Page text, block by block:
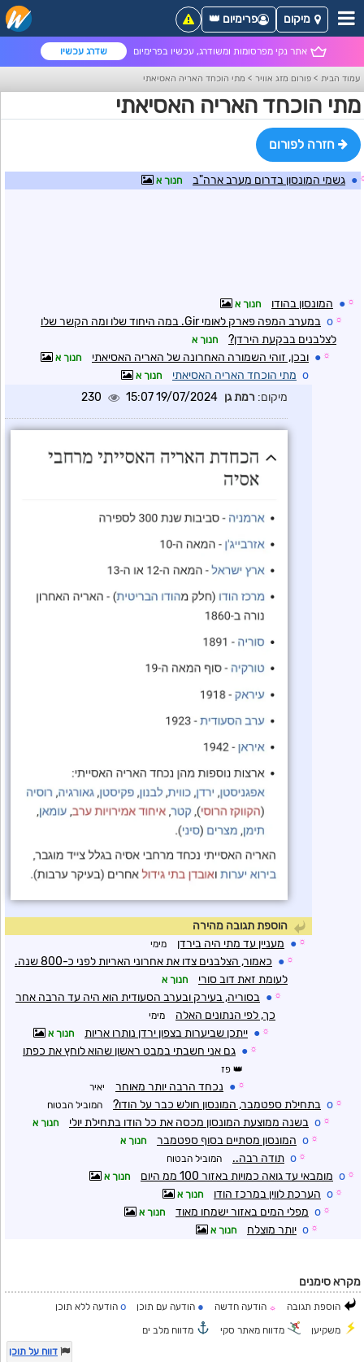
אתר נקי מפרסומות ומשודרג, עכשיו בפרימיום שדרג עכשיו
מיקום פרימיום 👑
עמוד הבית > פורום מזג אוויר > מתי הוכחד האריה האסיאתי
מתי הוכחד האריה האסיאתי
חזרה לפורום
● גשמי המונסון בדרום מערב ארה"ב חנוך א
☼
● המונסון בהודו חנוך א
☼
o
במערב המפה פארק לאומי Gir. במה היחוד שלו ומה הקשר שלו
לצלבנים בבקעת הירדן?
חנוך א
☼
● ובכן, זוהי השמורה האחרונה של האריה האסיאתי חנוך א
o מתי הוכחד האריה האסיאתי חנוך א
מיקום: רמת גן 19/07/2024 15:07
230
הוספת תגובה מהירה
☼
● מעניין עד מתי היה בירדן מימי
☼
●
כאמור, הצלבנים צדו את אחרוני האריות לפני כ-800 שנה.
לעומת זאת דוב סורי
חנוך א
☼
● בסוריה, בעירק ובערב הסעודית הוא היה עד הרבה אחר
כך, לפי הנתונים האלה
מימי
☼
● ייתכן שביערות בצפון ירדן נותרו אריות חנוך א
☼
● גם אני חשבתי במבט ראשון שהוא לוחץ את כפתו
פז
☼
● נכחד הרבה יותר מאוחר יאיר
☼
o בתחילת ספטמבר, המונסון חולש כבר על הודו? המוביל הבטוח
☼
o בשנה ממוצעת המונסון מכסה את כל הודו בתחילת יולי חנוך א
☼
o המונסון מסתיים בסוף ספטמבר חנוך א
☼
o תודה רבה.. המוביל הבטוח
☼
o מומבאי עד גואה כמויות באזור 100 ממ היום חנוך א
☼
o הערכת לווין במרכז הודו חנוך א
☼
o מפלי המים באזור ישמחו מאוד חנוך א
☼
o יותר מוצלח חנוך א
מקרא סימנים
הוספת תגובה ☼ הודעה חדשה ● הודעה עם תוכן o הודעה ללא תוכן
משקיען מדווח מאתר סקי
מדווח מלב ים
דווח על תוכן